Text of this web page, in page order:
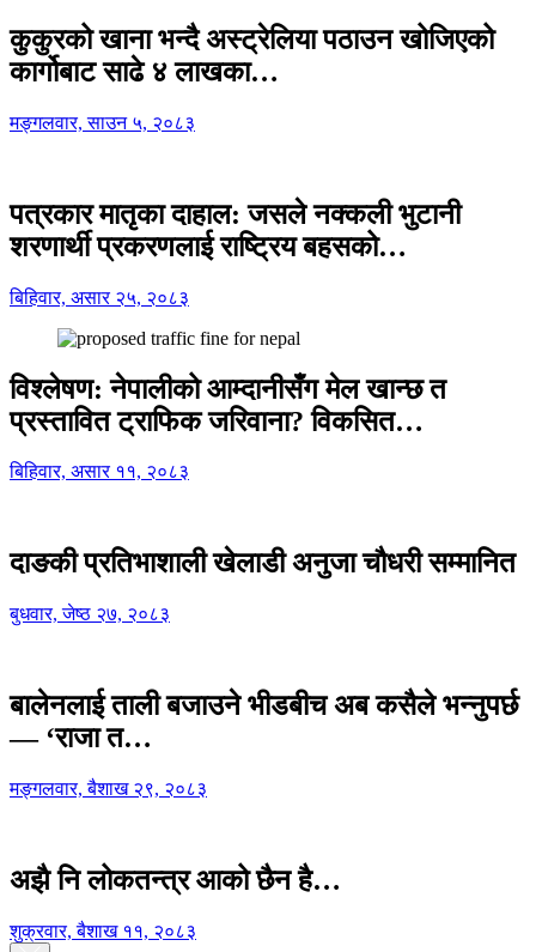
कुकुरको खाना भन्दै अस्ट्रेलिया पठाउन खोजिएको
कार्गोबाट साढे ४ लाखका…
मङ्गलवार, साउन ५, २०८३
पत्रकार मातृका दाहाल: जसले नक्कली भुटानी
शरणार्थी प्रकरणलाई राष्ट्रिय बहसको…
बिहिवार, असार २५, २०८३
विश्लेषण: नेपालीको आम्दानीसँग मेल खान्छ त
प्रस्तावित ट्राफिक जरिवाना? विकसित…
बिहिवार, असार ११, २०८३
दाङकी प्रतिभाशाली खेलाडी अनुजा चौधरी सम्मानित
बुधवार, जेष्ठ २७, २०८३
बालेनलाई ताली बजाउने भीडबीच अब कसैले भन्नुपर्छ
— ‘राजा त…
मङ्गलवार, बैशाख २९, २०८३
अझै नि लोकतन्त्र आको छैन है…
शुक्रवार, बैशाख ११, २०८३